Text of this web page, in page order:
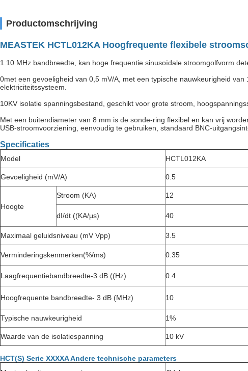
Productomschrijving
MEASTEK HCTL012KA Hoogfrequente flexibele
1.10 MHz bandbreedte, kan hoge frequentie sinusoïdale stroomgolfvorm
0met een gevoeligheid van 0,5 mV/A, met een typische nauwkeurigheid
elektriciteitssysteem.
10KV isolatie spanningsbestand, geschikt voor grote stroom,
Met een buitendiameter van 8 mm is de sonde-ring flexibel en kan vrij
USB-stroomvoorziening, eenvoudig te gebruiken, standaard BNC-
Specificaties
Model HCTL012KA
Gevoeligheid (mV/A) 0.5
Hoogte
Stroom (KA) 12
dI/dt ((KA/μs) 40
Maximaal geluidsniveau (mV Vpp) 3.5
Verminderingskenmerken(%/ms) 0.35
Laagfrequentiebandbreedte-3 dB ((Hz) 0.4
Hoogfrequente bandbreedte- 3 dB (MHz) 10
Typische nauwkeurigheid 1%
Waarde van de isolatiespanning 10 kV
HCT(S) Serie XXXXA Andere technische parameters